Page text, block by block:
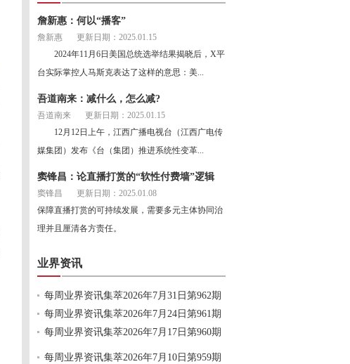
詹新惠：何以“播客”
詹新惠
更新日期：2025.01.15
2024年11月6日美国总统选举结果揭晓后，X平
台实际掌控人马斯克表达了这样的意思：美...
吾道南来：减什么，怎么减?
吾道南来
更新日期：2025.01.15
12月12日上午，江西广播电视台（江西广电传
媒集团）发布《台（集团）推进系统性变革...
窦锋昌：论直播打赏的“软性付费墙”逻辑
窦锋昌
更新日期：2025.01.08
保障直播打赏的可持续发展，需要多元主体协同治
理并且厘清各方责任。
业界资讯
每周业界资讯集萃2026年7月31日第962期
每周业界资讯集萃2026年7月24日第961期
每周业界资讯集萃2026年7月17日第960期
每周业界资讯集萃2026年7月10日第959期